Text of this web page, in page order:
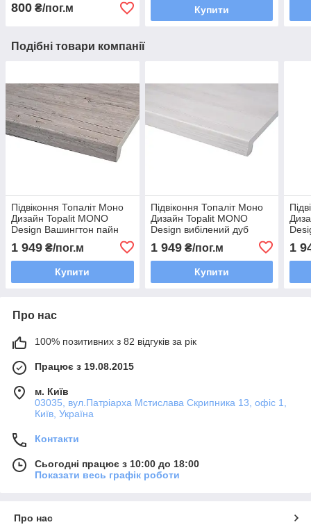
800 ₴/пог.м Купити
Подібні товари компанії
Підвіконня Топаліт Моно
Дизайн Topalit MONO
Design Вашингтон пайн
1 949 ₴/пог.м
Купити
Підвіконня Топаліт Моно
Дизайн Topalit MONO
Design вибілений дуб
1 949₴/пог.м
Купити
1
Про нас
100% позитивних з 82 відгуків за рік
Працює з 19.08.2015
м. Київ
03035, вул.Патріарха Мстислава Скрипника 13, офіс 1,
Київ, Україна
Контакти
Сьогодні працює з 10:00 до 18:00
Показати весь графік роботи
Про нас